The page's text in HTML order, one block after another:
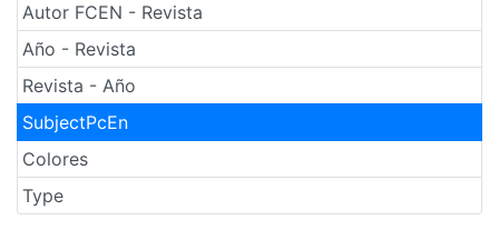
Autor FCEN - Revista
Año - Revista
Revista - Año
SubjectPcEn
Colores
Type